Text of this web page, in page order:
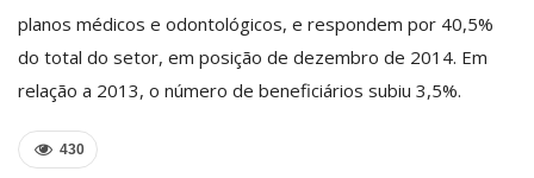
planos médicos e odontológicos, e respondem por 40,5%
do total do setor, em posição de dezembro de 2014. Em
relação a 2013, o número de beneficiários subiu 3,5%.
430